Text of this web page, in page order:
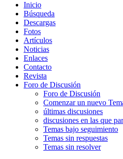
Inicio
Búsqueda
Descargas
Fotos
Artículos
Noticias
Enlaces
Contacto
Revista
Foro de Discusión
Foro de Discusión
Comenzar un nuevo
últimas discusiones
discusiones en las que
Temas bajo seguimiento
Temas sin respuestas
Temas sin resolver